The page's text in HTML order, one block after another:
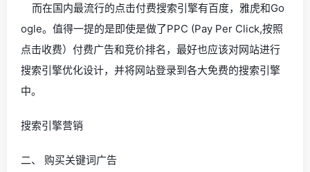
而在国内最流行的点击付费搜索引擎有百度，雅虎和Go
ogle。值得一提的是即使是做了PPC (Pay Per Click,按照
点击收费）付费广告和竞价排名，最好也应该对网站进行
搜索引擎优化设计，并将网站登录到各大免费的搜索引擎
中。
搜索引擎营销
二、 购买关键词广告